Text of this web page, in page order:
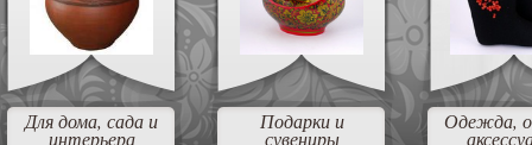
Для дома, сада и
интерьера
Подарки и
сувениры
Одежда,